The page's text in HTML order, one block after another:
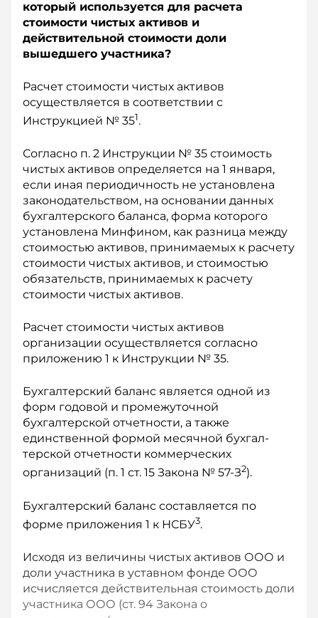
который используется для расчета
стоимости чистых активов и
действительной стоимости доли
вышедшего участника?
Расчет стоимости чистых активов
осуществляется в соответствии с
Инструкцией № 351.
Согласно п. 2 Инструкции № 35 стоимость
чистых активов определяется на 1 января,
если иная периодичность не установлена
законодательством, на основании данных
бухгалтерского баланса, форма которого
установлена Минфином, как разница между
стоимостью активов, принимаемых к расчету
стоимости чистых активов, и стоимостью
обязательств, принимаемых к расчету
стоимости чистых активов.
Расчет стоимости чистых активов
организации осуществляется согласно
приложению 1 к Инструкции № 35.
Бухгалтерский баланс является одной из
форм годовой и промежуточной
бухгалтерской отчетности, а также
единственной формой месячной бухгал­
терской отчетности коммерческих
организаций (п. 1 ст. 15 Закона № 57-З2).
Бухгалтерский баланс составляется по
форме приложения 1 к НСБУ3.
Исходя из величины чистых активов ООО и
доли участника в уставном фонде ООО
исчисляется действительная стоимость доли
участника ООО (ст. 94 Закона о